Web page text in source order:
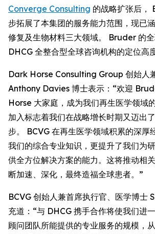
Converge Consulting 的战略扩张后，
步拓展了本集团的服务能力范围，现已
修复及生物材料三大领域。 Bruder 的
DHCG 全整合型全球咨询机构的定位高
Dark Horse Consulting Group 创始人
Anthony Davies 博士表示：“欢迎
Horse 大家庭，成为我们再生医学领域
加入标志着我们在战略增长时期又迈出
步。 BCVG 在再生医学领域积累的深厚
我们的综合专业知识，更提升了我们为
供全方位解决方案的能力。这将推动相
断加速、深化，最终造福全球患者。”
BCVG 创始人兼首席执行官、医学博士
充道：“与 DHCG 携手合作将使我们进
顾问团队所能提供的专业服务的规模，